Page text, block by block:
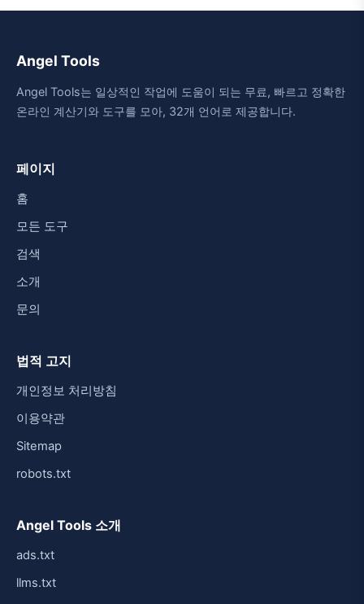
Angel Tools
Angel Tools는 일상적인 작업에 도움이 되는 무료, 빠르고 정확한
온라인 계산기와 도구를 모아, 32개 언어로 제공합니다.
페이지
홈
모든 도구
검색
소개
문의
법적 고지
개인정보 처리방침
이용약관
Sitemap
robots.txt
Angel Tools 소개
ads.txt
llms.txt